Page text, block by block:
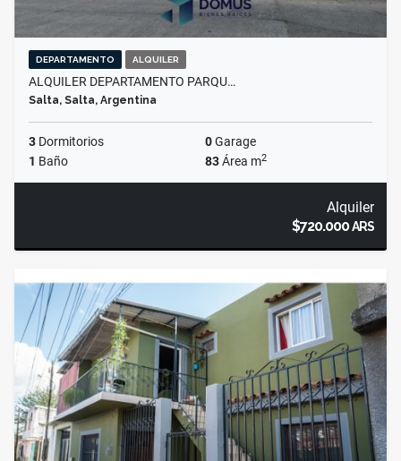
DEPARTAMENTO ALQUILER
ALQUILER DEPARTAMENTO PARQU…
Salta, Salta, Argentina
3 Dormitorios 0Garage
1 Baño 83Área m2
Alquiler
$720.000ARS